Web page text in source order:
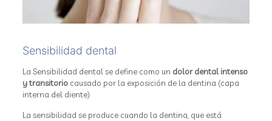
Sensibilidad dental
La Sensibilidad dental se define como un dolor dental intenso
y transitoriocausado por la exposición de la dentina (capa
interna del diente).
La sensibilidad se produce cuando la dentina, que está